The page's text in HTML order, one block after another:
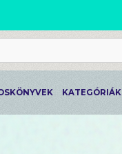
SZERETLEK
KATEGÓRIÁK